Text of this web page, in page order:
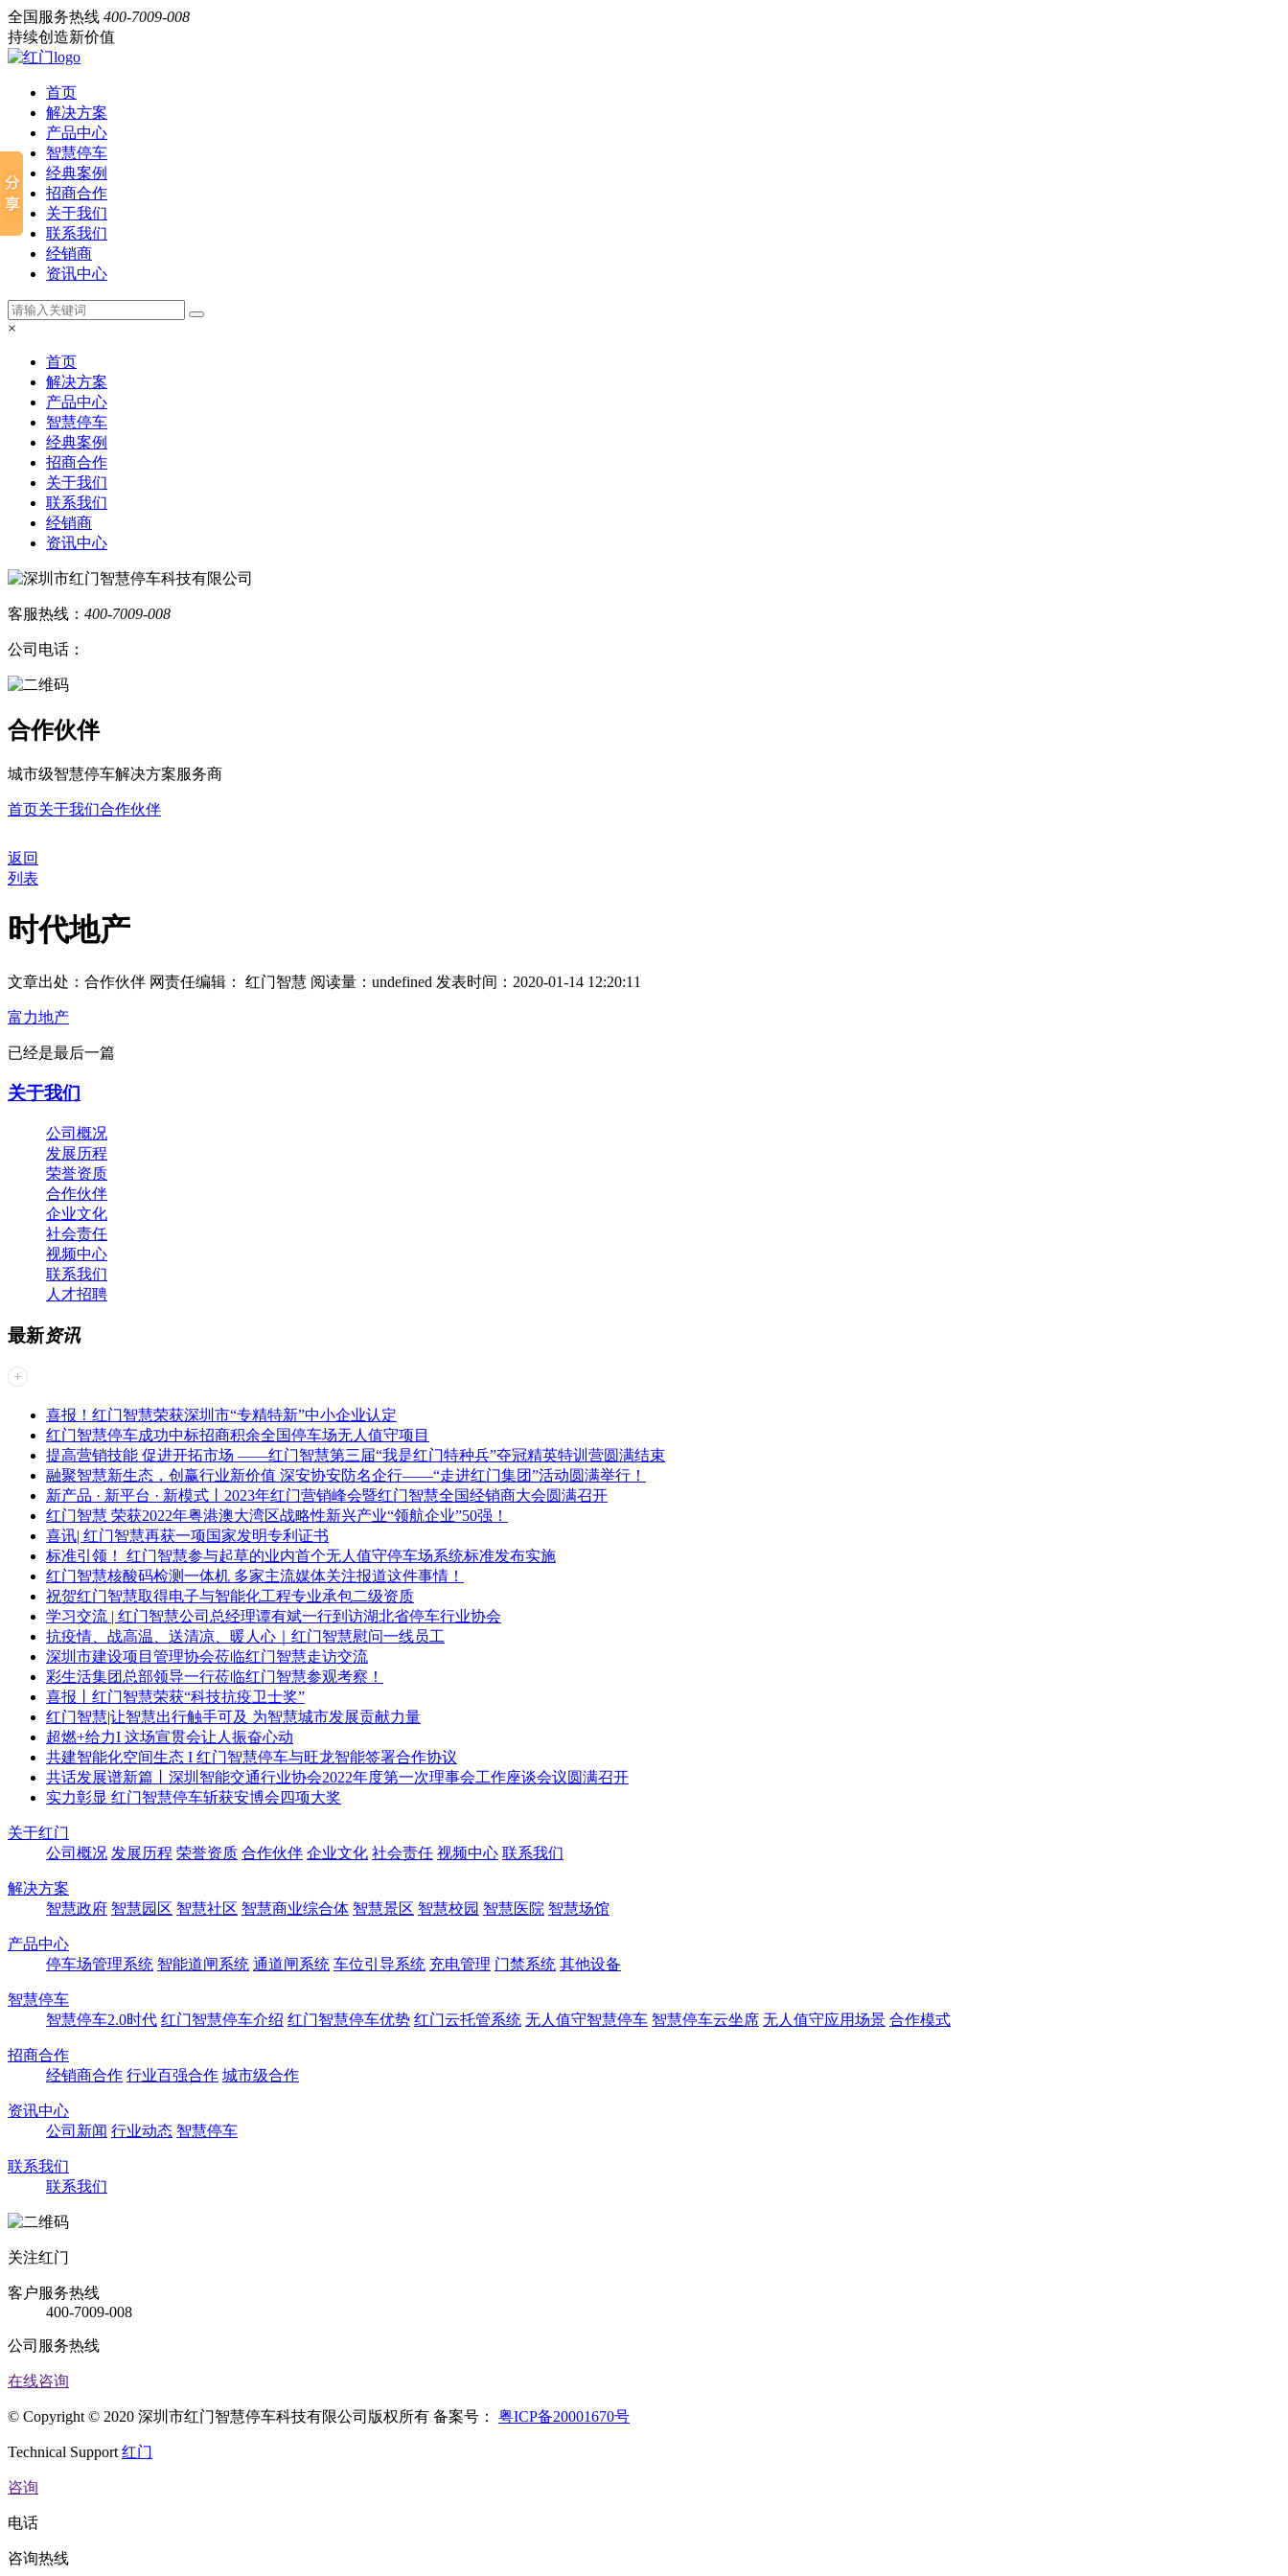
全国服务热线 400-7009-008
持续创造新价值
首页
解决方案
产品中心
智慧停车
经典案例
招商合作
关于我们
联系我们
经销商
资讯中心
×
首页
解决方案
产品中心
智慧停车
经典案例
招商合作
关于我们
联系我们
经销商
资讯中心
客服热线： 400-7009-008
公司电话：
合作伙伴
城市级智慧停车解决方案服务商
首页关于我们合作伙伴
返回
列表
时代地产
文章出处：合作伙伴 网责任编辑： 红门智慧 阅读量： undefined 发表时间：2020-01-14 12:20:11
富力地产
已经是最后一篇
关于我们
公司概况
发展历程
荣誉资质
合作伙伴
企业文化
社会责任
视频中心
联系我们
人才招聘
最新资讯
喜报！红门智慧荣获深圳市“专精特新”中小企业认定
红门智慧停车成功中标招商积余全国停车场无人值守项目
提高营销技能 促进开拓市场 ——红门智慧第三届“我是红门特种兵”夺冠精英特训营圆满结束
融聚智慧新生态，创赢行业新价值 深安协安防名企行——“走进红门集团”活动圆满举行！
新产品 · 新平台 · 新模式丨2023年红门营销峰会暨红门智慧全国经销商大会圆满召开
红门智慧 荣获2022年粤港澳大湾区战略性新兴产业“领航企业”50强！
喜讯| 红门智慧再获一项国家发明专利证书
标准引领！ 红门智慧参与起草的业内首个无人值守停车场系统标准发布实施
红门智慧核酸码检测一体机 多家主流媒体关注报道这件事情！
祝贺红门智慧取得电子与智能化工程专业承包二级资质
学习交流 | 红门智慧公司总经理谭有斌一行到访湖北省停车行业协会
抗疫情、战高温、送清凉、暖人心｜红门智慧慰问一线员工
深圳市建设项目管理协会莅临红门智慧走访交流
彩生活集团总部领导一行莅临红门智慧参观考察！
喜报丨红门智慧荣获“科技抗疫卫士奖”
红门智慧|让智慧出行触手可及 为智慧城市发展贡献力量
超燃+给力I 这场宣贯会让人振奋心动
共建智能化空间生态 I 红门智慧停车与旺龙智能签署合作协议
共话发展谱新篇丨深圳智能交通行业协会2022年度第一次理事会工作座谈会议圆满召开
实力彰显 红门智慧停车斩获安博会四项大奖
关于红门
公司概况 发展历程 荣誉资质 合作伙伴 企业文化 社会责任 视频中心 联系我们
解决方案
智慧政府 智慧园区 智慧社区 智慧商业综合体 智慧景区 智慧校园 智慧医院 智慧场馆
产品中心
停车场管理系统 智能道闸系统 通道闸系统 车位引导系统 充电管理 门禁系统 其他设备
智慧停车
智慧停车2.0时代 红门智慧停车介绍 红门智慧停车优势 红门云托管系统 无人值守智慧停车 智慧停车云坐席 无人值守应用场景 合作模式
招商合作
经销商合作 行业百强合作 城市级合作
资讯中心
公司新闻 行业动态 智慧停车
联系我们
联系我们
关注红门
客户服务热线
400-7009-008
公司服务热线
在线咨询
© Copyright © 2020 深圳市红门智慧停车科技有限公司版权所有 备案号： 粤ICP备20001670号
Technical Support 红门
咨询
电话
咨询热线